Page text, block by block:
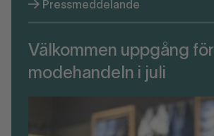
Pressmeddelande
Välkommen uppgång för
modehandeln i juli